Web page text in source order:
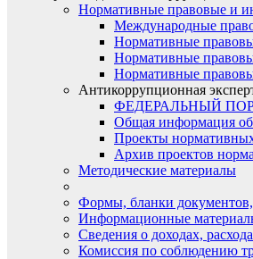
Нормативные правовые и
Международные
Нормативные
Нормативные
Нормативные
Антикоррупционная
ФЕДЕРАЛЬНЫЙ
Общая информация об
Проекты
Архив проектов
Методические материалы
Формы, бланки документов,
Информационные
Сведения о доходах,
Комиссия по соблюдению